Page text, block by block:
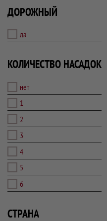
ДОРОЖНЫЙ
да
КОЛИЧЕСТВО НАСАДОК
нет
1
2
3
4
5
6
СТРАНА